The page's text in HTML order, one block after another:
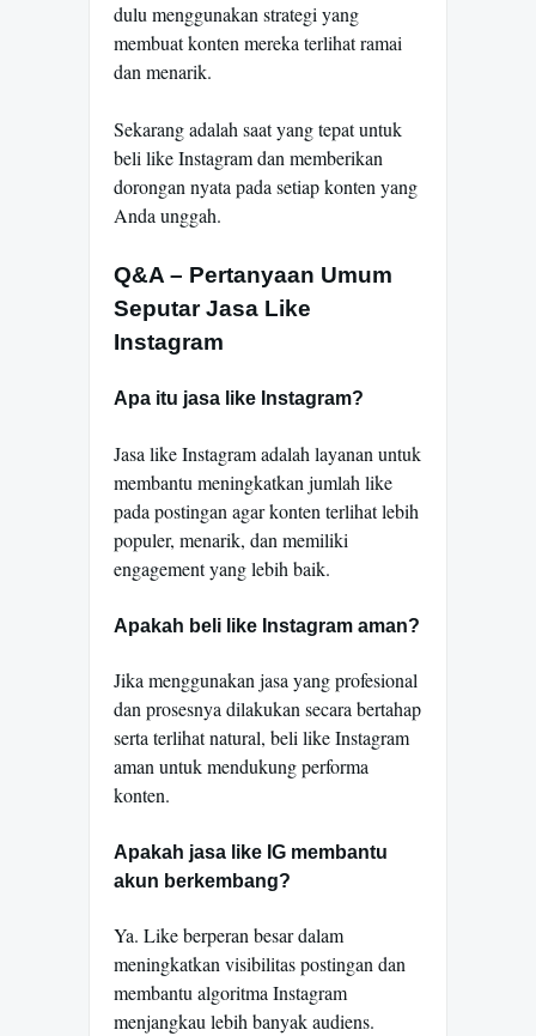
dulu menggunakan strategi yang
membuat konten mereka terlihat ramai
dan menarik.
Sekarang adalah saat yang tepat untuk
beli like Instagram dan memberikan
dorongan nyata pada setiap konten yang
Anda unggah.
Q&A – Pertanyaan Umum
Seputar Jasa Like
Instagram
Apa itu jasa like Instagram?
Jasa like Instagram adalah layanan untuk
membantu meningkatkan jumlah like
pada postingan agar konten terlihat lebih
populer, menarik, dan memiliki
engagement yang lebih baik.
Apakah beli like Instagram aman?
Jika menggunakan jasa yang profesional
dan prosesnya dilakukan secara bertahap
serta terlihat natural, beli like Instagram
aman untuk mendukung performa
konten.
Apakah jasa like IG membantu
akun berkembang?
Ya. Like berperan besar dalam
meningkatkan visibilitas postingan dan
membantu algoritma Instagram
menjangkau lebih banyak audiens.